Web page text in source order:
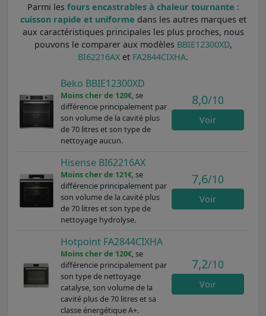
Parmi les fours encastrables à chaleur tournante :
cuisson rapide et uniforme dans les autres marques et
aux caractéristiques principales les plus proches, nous
pouvons le comparer aux modèles BBIE12300XD,
BI62216AX et FA2844CIXHA.
Beko BBIE12300XD
Moins cher de 120€, se
différencie principalement par
son volume de la cavité plus
de 70 litres et son type de
nettoyage aucun.
8,0/10
Voir
Hisense BI62216AX
Moins cher de 121€, se
différencie principalement par
son volume de la cavité plus
de 70 litres et son type de
nettoyage hydrolyse.
7,6/10
Voir
Hotpoint FA2844CIXHA
Moins cher de 120€, se
différencie principalement par
son type de nettoyage
catalyse, son volume de la
cavité plus de 70 litres et sa
classe énergétique A+.
7,2/10
Voir